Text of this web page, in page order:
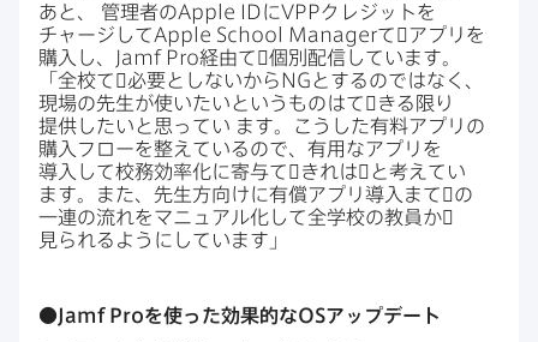
あと、
管理者のApple IDにVPPクレジットを​
チャージしてApple School Managerて​゙アプリを​
購入し、
Jamf Pro経由て​゙個別配信しています。
「全校て​゙必要としないから NGと​するのでは​なく、​
現場の​先生が​使いたいと​いう​ものはて​゙きる​限り​
提供したいと​思ってい ます。​こうした​有料アプリの​
購入フローを​整えているので、​有用な​アプリを​
導入して​校務効率化に​寄与て​゙きれは​゙と​考えてい
ます。​また、​先生方​向けに​有償アプリ導入まて​゙の​
一連の​流れを​マニュアル化して​全学校の​教員か​゙
見られるように​しています」
● Jamf Proを​使った​効果的なOSアップデート